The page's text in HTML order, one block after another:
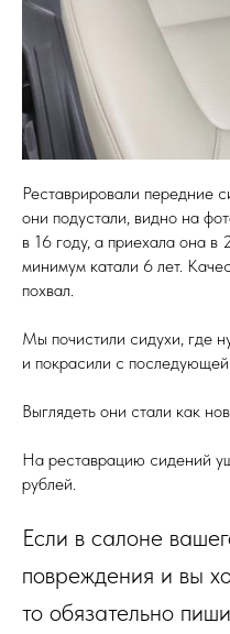
Реставрировали передние
они подустали, видно на
в 16 году, а приехала она в
минимум катали 6 лет.
похвал.
Мы почистили сидухи, где
и покрасили с
Выглядеть они стали как
На реставрацию сидений
рублей.
Если в салоне
повреждения и вы
то обязательно